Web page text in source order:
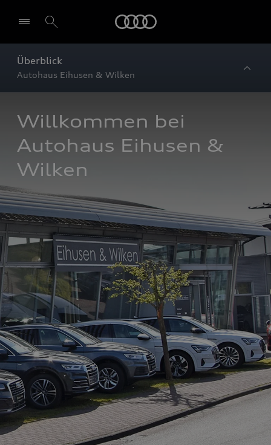
Überblick
Autohaus Eihusen & Wilken
Willkommen bei
Autohaus Eihusen &
Wilken